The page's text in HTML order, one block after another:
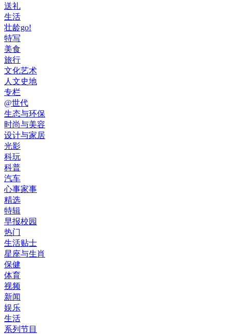
送礼
生活
壮龄go!
特写
美食
旅行
文化艺术
人文史地
专栏
@世代
生态与环保
时尚与美容
设计与家居
光影
科玩
科普
汽车
心事家事
精选
特辑
早报校园
热门
生活贴士
星座与生肖
保健
体育
视频
新闻
娱乐
生活
系列节目